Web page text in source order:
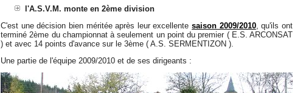
l'A.S.V.M. monte en 2ème division
C'est une décision bien méritée après leur excellentesaison 2009/2010, qu'ils ont
terminé 2ème du championnat à seulement un point du premier ( E.S. ARCONSAT
) et avec 14 points d'avance sur le 3ème ( A.S. SERMENTIZON ).
Une partie de l'équipe 2009/2010 et de ses dirigeants :